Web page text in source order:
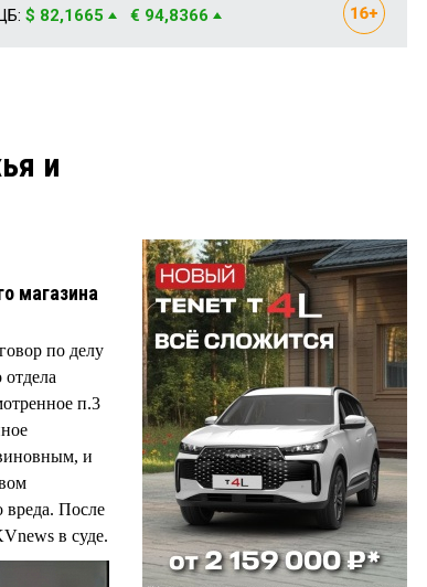
$ 82,1665 € 94,8366
и
магазина
по делу
п.3
и
вреда. После
в суде.